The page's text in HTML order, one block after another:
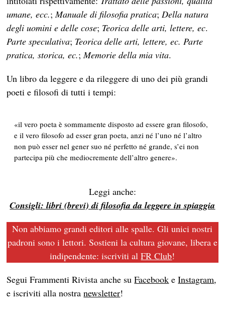
umane, ecc.;Manuale di filosofia pratica;Della natura
degli uomini e delle cose; Teorica delle arti, lettere, ec.
Parte speculativa; Teorica delle arti, lettere, ec. Parte
pratica, storica, ec.;Memorie della mia vita.
Un libro da leggere e da rileggere di uno dei più grandi
poeti e filosofi di tutti i tempi:
«il vero poeta è sommamente disposto ad essere gran filosofo,
e il vero filosofo ad esser gran poeta, anzi né l’uno né l’altro
non può esser nel gener suo né perfetto né grande, s’ei non
partecipa più che mediocremente dell’altro genere».
Leggi anche:
Consigli: libri (brevi) di filosofia da leggere in spiaggia
Non abbiamo grandi editori alle spalle. Gli unici nostri
padroni sono i lettori. Sostieni la cultura giovane, libera e
indipendente: iscriviti alFR Club!
Segui Frammenti Rivista anche suFacebook eInstagram,
e iscriviti alla nostranewsletter!